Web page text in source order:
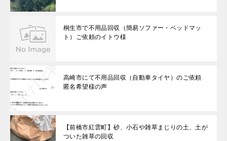
桐生市で不用品回収（簡易ソファー・ベッドマッ
ト）ご依頼のイトウ様
高崎市にて不用品回収（自動車タイヤ）のご依頼
匿名希望様の声
【前橋市紅雲町】砂、小石や雑草まじりの土、土が
ついた雑草の回収